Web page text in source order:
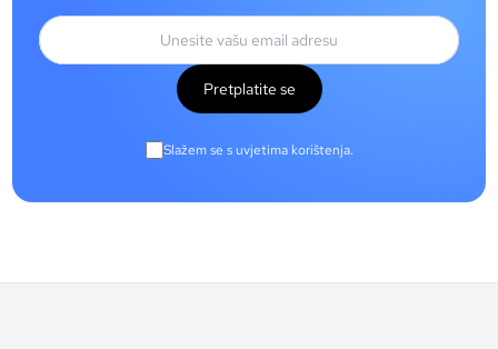
Pretplatite se
Slažem se s uvjetima korištenja.